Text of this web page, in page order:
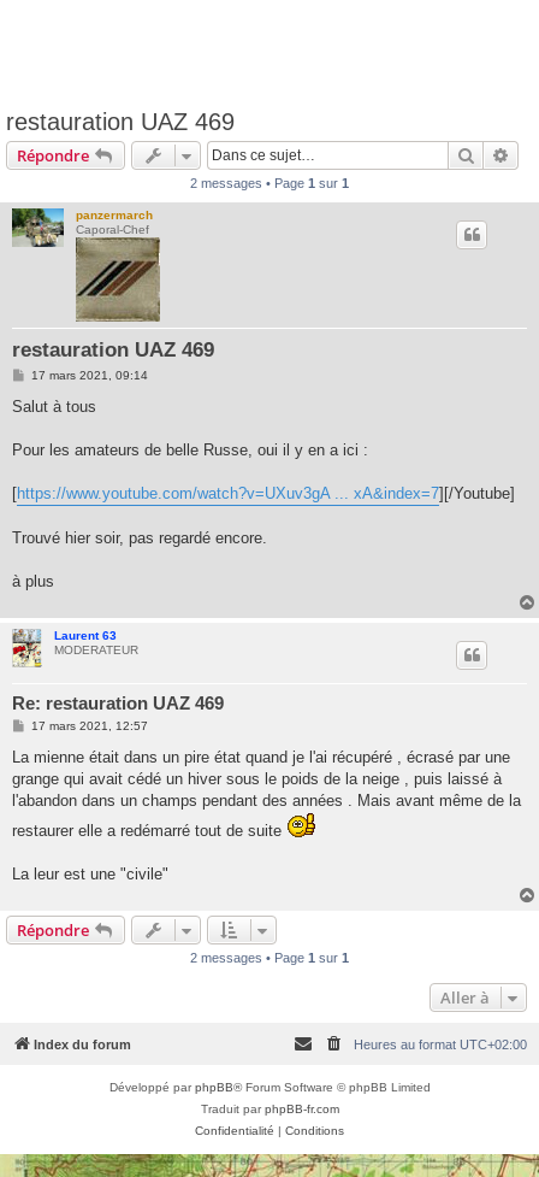
restauration UAZ 469
Répondre
2 messages • Page 1 sur 1
panzermarch
Caporal-Chef
restauration UAZ 469
M
s
g
17 mars 2021, 09:14
Salut à tous
Pour les amateurs de belle Russe, oui il y en a ici :
[https://www.youtube.com/watch?v=UXuv3gA ... xA&index=7][/Youtube]
Trouvé hier soir, pas regardé encore.
à plus
Laurent 63
MODERATEUR
Re: restauration UAZ 469
M
s
a
g
17 mars 2021, 12:57
La mienne était dans un pire état quand je l'ai récupéré , écrasé par une
grange qui avait cédé un hiver sous le poids de la neige , puis laissé à
l'abandon dans un champs pendant des années . Mais avant même de la
restaurer elle a redémarré tout de suite
La leur est une "civile"
Répondre
2 messages • Page 1 sur 1
Aller à
Index du forum Heures au format UTC+02:00
Développé parphpBB® Forum Software © phpBB Limited
Traduit parphpBB-fr.com
Confidentialité
Conditions